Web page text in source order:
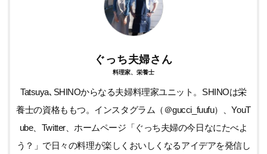
ぐっち夫婦さん
料理家、栄養士
Tatsuya､SHINOからなる夫婦料理家ユニット。SHINOは栄
養士の資格ももつ。インスタグラム（＠gucci_fuufu）、YouT
ube、Twitter、ホームページ「ぐっち夫婦の今日なにたべよ
う？」で日々の料理が楽しくおいしくなるアイデアを発信し